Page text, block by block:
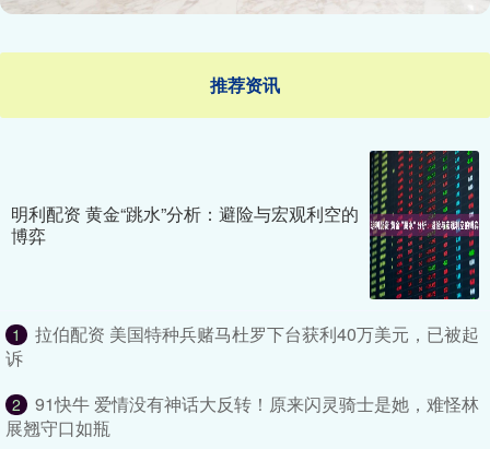
推荐资讯
明利配资 黄金“跳水”分析：避险与宏观利空的
博弈
1
拉伯配资 美国特种兵赌马杜罗下台获利40万美元，已被起
诉
2
91快牛 爱情没有神话大反转！原来闪灵骑士是她，难怪林
展翘守口如瓶